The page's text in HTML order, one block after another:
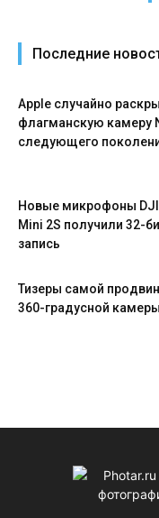
Последние
Apple случайно
флагманскую камеру
следующего
Новые микрофоны
Mini 2S получили 32-
запись
Тизеры самой
360-градусной камеры